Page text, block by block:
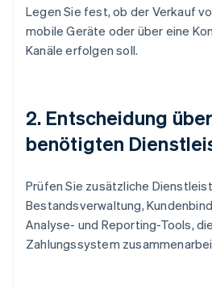
Legen Sie fest, ob der Verkauf
mobile Geräte oder über eine
Kanäle erfolgen soll.
2. Entscheidung
benötigten
Prüfen Sie zusätzliche
Bestandsverwaltung,
Analyse- und Reporting-Tools,
Zahlungssystem